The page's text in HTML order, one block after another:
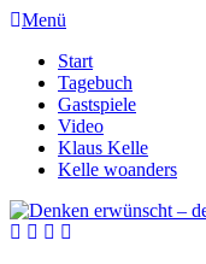
Menü
Start
Tagebuch
Gastspiele
Video
Klaus Kelle
Kelle woanders